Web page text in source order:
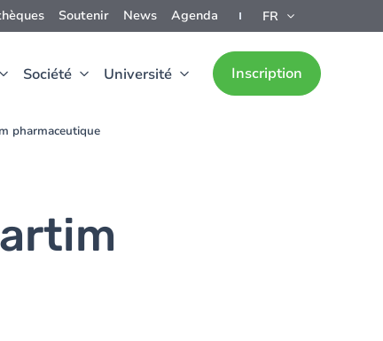
Soutenir News Agenda FR
Société Université Inscription
pharmaceutique